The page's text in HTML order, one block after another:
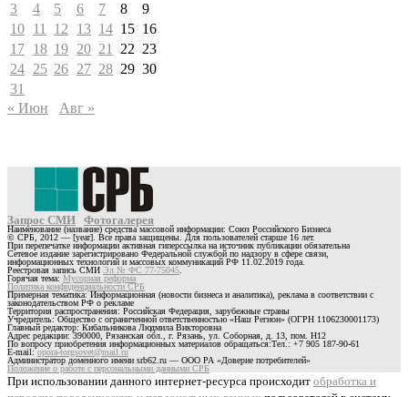
3
4 5 6 7 8
9
10 11 12 13 14 15 16
17 18 19 20 21 22 23
24 25 26 27 28 29 30
31
« Июн
Авг »
Запрос СМИ Фотогалерея
Наименование (название) средства массовой информации: Союз Российского Бизнеса
© СРБ, 2012 — [year]. Все права защищены. Для пользователей старше 16 лет.
При перепечатке информации активная гиперссылка на источник публикации обязательна
Сетевое издание зарегистрировано Федеральной службой по надзору в сфере связи,
информационных технологий и массовых коммуникаций РФ 11.02.2019 года.
Реестровая запись СМИ Эл № ФС 77-75045
Горячая тема: Мусорная реформа
Политика конфиденциальности СРБ
Примерная тематика: Информационная (новости бизнеса и аналитика), реклама в соответствии с
законодательством РФ о рекламе
Территория распространения: Российская Федерация, зарубежные страны
Учредитель: Общество с ограниченной ответственностью «Наш Регион» (ОГРН 1106230001173)
Главный редактор: Кибальникова Людмила Викторовна
Адрес редакции: 390000, Рязанская обл., г. Рязань, ул. Соборная, д. 13, пом. Н12
По вопросу приобретения информационных материалов обращаться:Тел.: +7 905 187-90-61
E-mail:opora-torgsovet@mail.ru
Администратор доменного имени srb62.ru — ООО РА «Доверие потребителей»
Положение о работе с персональными данными СРБ
При использовании данного интернет-ресурса происходит обработка и